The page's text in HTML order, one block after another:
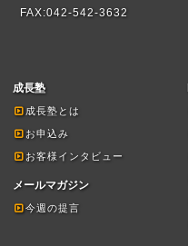
FAX:042-542-3632
成長塾
成長塾とは
お申込み
お客様インタビュー
メールマガジン
今週の提言